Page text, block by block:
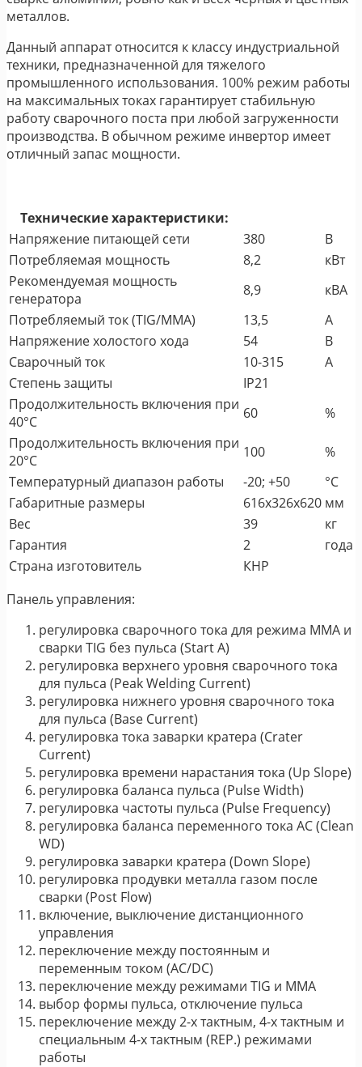
металлов.
Данный аппарат относится к классу индустриальной
техники, предназначенной для тяжелого
промышленного использования. 100% режим работы
на максимальных токах гарантирует стабильную
работу сварочного поста при любой загруженности
производства. В обычном режиме инвертор имеет
отличный запас мощности.
Технические характеристики:
Напряжение питающей сети
380
В
Потребляемая мощность
8,2
кВт
Рекомендуемая мощность
генератора
8,9
кВА
Потребляемый ток (TIG/MMA)
13,5
А
Напряжение холостого хода
54
В
Сварочный ток
10-315
А
Степень защиты
IP21
Продолжительность включения при
40°C
60
%
Продолжительность включения при
20°C
100
%
Температурный диапазон работы
-20; +50
°C
Габаритные размеры
616x326x620 мм
Вес
39
кг
Гарантия
2
года
Страна изготовитель
КНР
Панель управления:
регулировка сварочного тока для режима MMA и
сварки TIG без пульса (Start A)
регулировка верхнего уровня сварочного тока
для пульса (Peak Welding Current)
регулировка нижнего уровня сварочного тока
для пульса (Base Current)
регулировка тока заварки кратера (Crater
Current)
регулировка времени нарастания тока (Up Slope)
регулировка баланса пульса (Pulse Width)
регулировка частоты пульса (Pulse Frequency)
регулировка баланса переменного тока AC (Clean
WD)
регулировка заварки кратера (Down Slope)
регулировка продувки металла газом после
сварки (Post Flow)
включение, выключение дистанционного
управления
переключение между постоянным и
переменным током (AC/DC)
переключение между режимами TIG и MMA
выбор формы пульса, отключение пульса
переключение между 2-х тактным, 4-х тактным и
специальным 4-х тактным (REP.) режимами
работы